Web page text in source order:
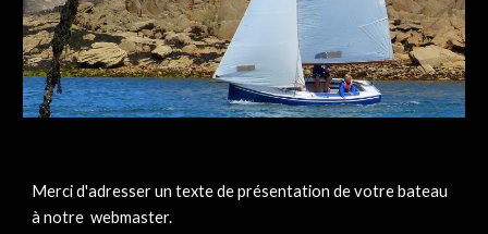
Merci d'adresser un texte de présentation de votre bateau
à notre webmaster.